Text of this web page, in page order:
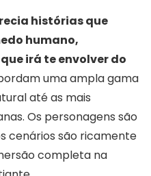
histórias que
humano,
irá te envolver do
uma ampla gama
até as mais
Os personagens são
cenários são ricamente
completa na